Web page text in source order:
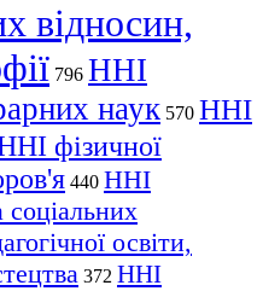
відносин,
796 ННІ
наук 570 ННІ
фізичної
440 ННІ
соціальних
освіти,
372 ННІ